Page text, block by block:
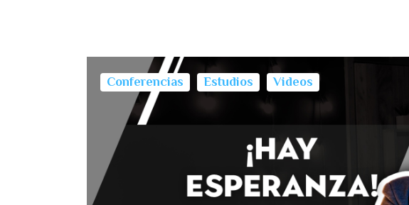
Conferencias Estudios Videos